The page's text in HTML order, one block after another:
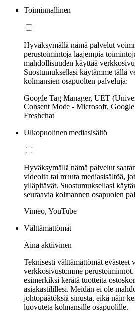
Toiminnallinen
Hyväksymällä nämä palvelut
perustoimintoja laajempia
mahdollisuuden käyttää
Suostumuksellasi käytämme tällä
kolmansien osapuolten palveluja:
Google Tag Manager, UET
Consent Mode - Microsoft,
Freshchat
Ulkopuolinen mediasisältö
Hyväksymällä nämä palvelut
videoita tai muuta mediasisältöä,
ylläpitävät. Suostumuksellasi
seuraavia kolmannen osapuolen
Vimeo, YouTube
Välttämättömät
Aina aktiivinen
Teknisesti välttämättömät evästeet
verkkosivustomme
esimerkiksi kerätä tuotteita
asiakastilillesi. Meidän ei ole
johtopäätöksiä sinusta, eikä näin
luovuteta kolmansille osapuolille.